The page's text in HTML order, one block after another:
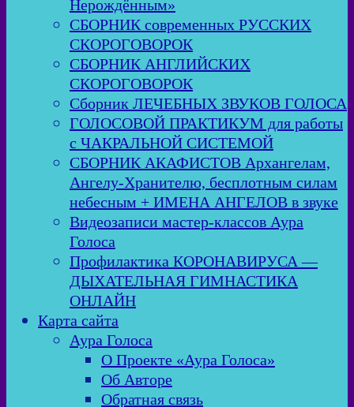
Нерождённым»
СБОРНИК современных РУССКИХ
СКОРОГОВОРОК
СБОРНИК АНГЛИЙСКИХ
СКОРОГОВОРОК
Сборник ЛЕЧЕБНЫХ ЗВУКОВ ГОЛОСА
ГОЛОСОВОЙ ПРАКТИКУМ для работы
с ЧАКРАЛЬНОЙ СИСТЕМОЙ
СБОРНИК АКАФИСТОВ Архангелам,
Ангелу-Хранителю, бесплотным силам
небесным + ИМЕНА АНГЕЛОВ в звуке
Видеозаписи мастер-классов Аура
Голоса
Профилактика КОРОНАВИРУСА —
ДЫХАТЕЛЬНАЯ ГИМНАСТИКА
ОНЛАЙН
Карта сайта
Аура Голоса
О Проекте «Аура Голоса»
Об Авторе
Обратная связь